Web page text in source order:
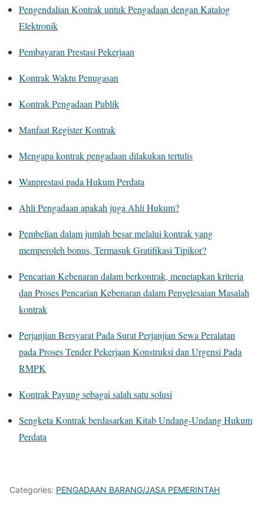
Pengendalian Kontrak untuk Pengadaan dengan Katalog
Elektronik
Pembayaran Prestasi Pekerjaan
Kontrak Waktu Penugasan
Kontrak Pengadaan Publik
Manfaat Register Kontrak
Mengapa kontrak pengadaan dilakukan tertulis
Wanprestasi pada Hukum Perdata
Ahli Pengadaan apakah juga Ahli Hukum?
Pembelian dalam jumlah besar melalui kontrak yang
memperoleh bonus, Termasuk Gratifikasi Tipikor?
Pencarian Kebenaran dalam berkontrak, menetapkan kriteria
dan Proses Pencarian Kebenaran dalam Penyelesaian Masalah
kontrak
Perjanjian Bersyarat Pada Surat Perjanjian Sewa Peralatan
pada Proses Tender Pekerjaan Konstruksi dan Urgensi Pada
RMPK
Kontrak Payung sebagai salah satu solusi
Sengketa Kontrak berdasarkan Kitab Undang-Undang Hukum
Perdata
Categories: PENGADAAN BARANG/JASA PEMERINTAH